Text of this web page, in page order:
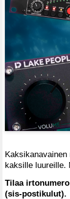
kaksille luureille.
Tilaa
(sis-postikulut).